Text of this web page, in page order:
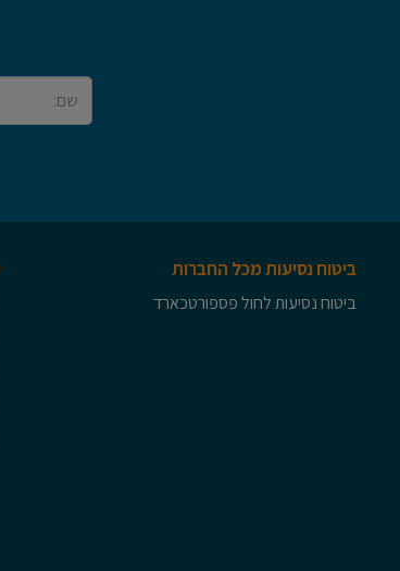
ביטוח נסיעות מכל החברות
ביטוח נסיעות לחול פספורטכארד